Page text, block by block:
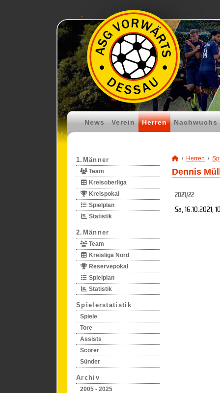
News Verein Herren Nachwuchs
1.Männer
Team
Kreisoberliga
Kreispokal
Spielplan
Statistik
2.Männer
Team
Kreisliga Nord
Reservepokal
Spielplan
Statistik
Spielerstatistik
Spiele
Tore
Assists
Scorer
Sünder
Archiv
2005 - 2025
Herren
Dennis
2021/22
Sa, 16.10.2021,